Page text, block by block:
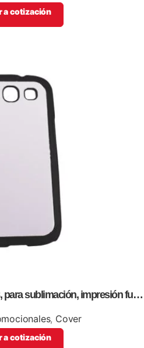
a cotización
sublimación, impresión full
, Cover
a cotización